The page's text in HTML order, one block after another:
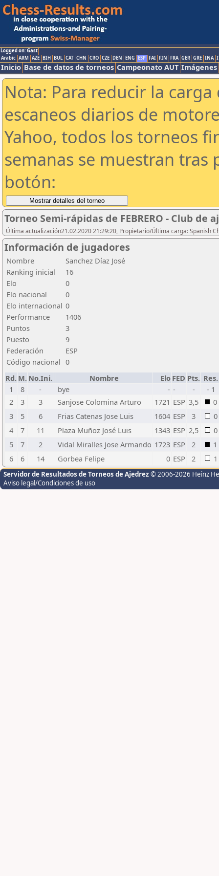
Logged on: Gast
Arabic ARM AZE BIH BUL CAT CHN CRO CZE DEN ENG ESP FAI FIN FRA GER GRE INA
Inicio Base de datos de torneos Campeonato AUT Imágenes
Nota: Para reducir la
escaneos diarios de
Yahoo, todos los torneos
semanas se muestran tras
botón:
Torneo Semi-rápidas de FEBRERO - Club de
Última actualización21.02.2020 21:29:20, Propietario/Última carga: Spanish
Información de jugadores
Nombre
Sanchez Díaz José
Ranking inicial
16
Elo
0
Elo nacional
0
Elo internacional 0
Performance
1406
Puntos
3
Puesto
9
Federación
ESP
Código nacional 0
Rd. M. No.Ini. Nombre Elo FED Pts. Res.
1
8 - bye - - -
- 1
2
3 3 Sanjose Colomina Arturo 1721 ESP 3,5
0
3
5 6 Frias Catenas Jose Luis 1604 ESP 3
0
4
7 11 Plaza Muñoz José Luis 1343 ESP 2,5
0
5
7 2 Vidal Miralles Jose Armando 1723 ESP 2
1
6
6 14 Gorbea Felipe 0 ESP 2 1
Servidor de Resultados de Torneos de Ajedrez © 2006-2026 Heinz
Aviso legal/Condiciones de uso